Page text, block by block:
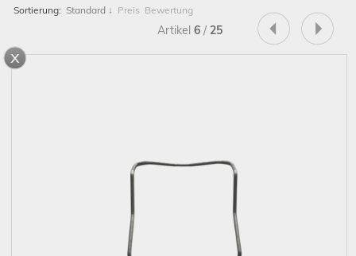
Sortierung: Standard ↓ Preis Bewertung
Artikel 6 / 25
x